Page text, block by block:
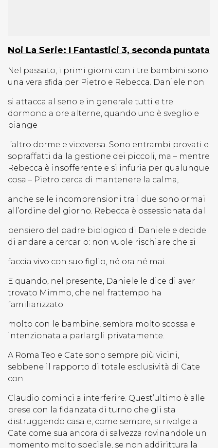
Noi La Serie: I Fantastici 3, seconda puntata
Nel passato, i primi giorni con i tre bambini sono
una vera sfida per Pietro e Rebecca. Daniele non
si attacca al seno e in generale tutti e tre
dormono a ore alterne, quando uno è sveglio e
piange
l’altro dorme e viceversa. Sono entrambi provati e
sopraffatti dalla gestione dei piccoli, ma – mentre
Rebecca è insofferente e si infuria per qualunque
cosa – Pietro cerca di mantenere la calma,
anche se le incomprensioni tra i due sono ormai
all’ordine del giorno. Rebecca è ossessionata dal
pensiero del padre biologico di Daniele e decide
di andare a cercarlo: non vuole rischiare che si
faccia vivo con suo figlio, né ora né mai.
E quando, nel presente, Daniele le dice di aver
trovato Mimmo, che nel frattempo ha
familiarizzato
molto con le bambine, sembra molto scossa e
intenzionata a parlargli privatamente.
A Roma Teo e Cate sono sempre più vicini,
sebbene il rapporto di totale esclusività di Cate
con
Claudio cominci a interferire. Quest’ultimo è alle
prese con la fidanzata di turno che gli sta
distruggendo casa e, come sempre, si rivolge a
Cate come sua ancora di salvezza rovinandole un
momento molto speciale, se non addirittura la